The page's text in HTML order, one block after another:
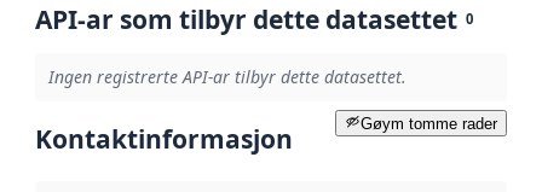
API-ar som tilbyr dette datasettet 0
Ingen registrerte API-ar tilbyr dette datasettet.
Gøym tomme rader
Kontaktinformasjon